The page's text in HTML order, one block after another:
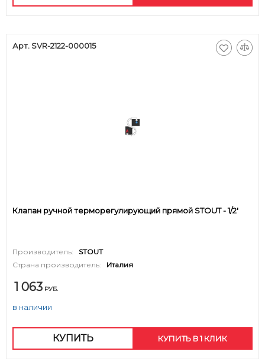
Арт. SVR-2122-000015
Клапан ручной терморегулирующий прямой STOUT - 1/2'
Производитель:
STOUT
Страна производитель:
Италия
1 063 РУБ.
в наличии
КУПИТЬ КУПИТЬ В 1 КЛИК